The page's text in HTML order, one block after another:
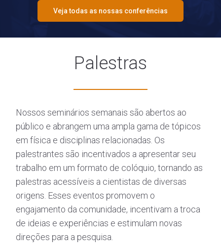
Veja todas as nossas conferências
Palestras
Nossos seminários semanais são abertos ao
público e abrangem uma ampla gama de tópicos
em física e disciplinas relacionadas. Os
palestrantes são incentivados a apresentar seu
trabalho em um formato de colóquio, tornando as
palestras acessíveis a cientistas de diversas
origens. Esses eventos promovem o
engajamento da comunidade, incentivam a troca
de ideias e experiências e estimulam novas
direções para a pesquisa.